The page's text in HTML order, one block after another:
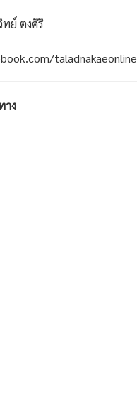
ย์ ตงศิริ
taladnakaeonline
าง